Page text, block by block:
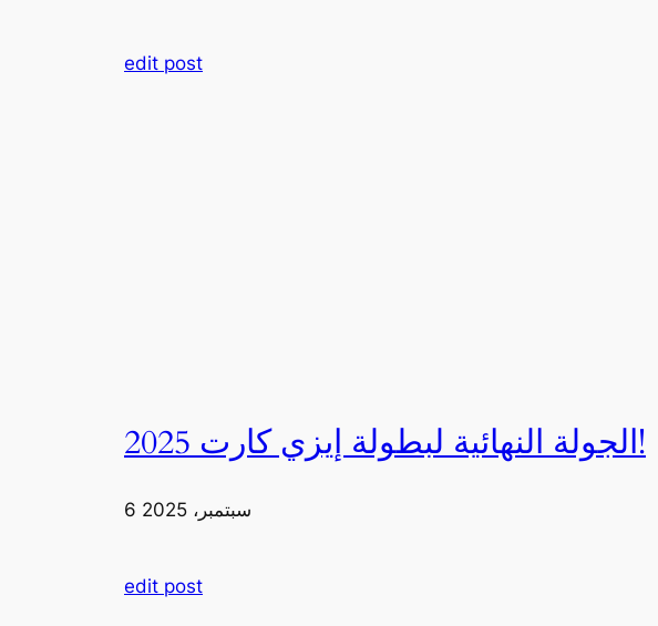
edit post
الجولة النهائية لبطولة إيزي كارت 2025!
6 سبتمبر، 2025
edit post